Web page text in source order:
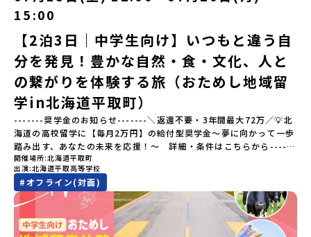
い。👉 【LINE登録はこちら】
町です。さらに、有田町には「日本の棚田百選」に選ばれた「岳の
棚田（たなだ）」や「名水百選」や「水源の森百選」に選ばれた
「竜門峡（りゅうもんきょう）」など、思わず立ち止まりたくなる
ような自然も広がり、歴史・文化・自然が重なり合う、“本物”に出
会える場所です。そんな歴史・文化が豊かな佐賀県有田町で実際に
町を歩きながら学ぶフィールドワークをしたり、有田焼づくりに関
わる職人、町で暮らすプロデザイナー、地元の高校で学ぶ生徒など
と交流しながら「伝統的なものづくり」や「未来のデザイン」を一
緒に探求できます。ただ体験するだけじゃなくて、 “どうしてこの形
なんだろう？” “自分だったらどんなデザインにする？” そんなふう
に考える時間も、このプログラムの大切なポイントです。ここで出
会う人や体験が、自分の「好き」や「未来」につながるかもしれま
せん。この町でしかできない、ちょっと特別な体験を、ぜひ楽しん
でみませんか？体験のおすすめポイント体験プログラム内容（予
定）＜１日目＞（PM）「オリエンテーション・自己紹介ワーク」
「有田工業高校見学」 -陶芸技術をまなぶ！「セラミック科」のま
なび場を体験 -デザインセンスをまなぶ！「デザイン科」のまなび
場を体験「フィールドワーク」 -有田の歴史ある名所巡り -有田
15:00
【2泊3日｜中学生向け】いつもと違う自
分を発見！豊かな自然・食・文化、人と
の繋がりを体験する旅（おためし地域留
学in北海道平取町）
-------奨学金のお知らせ-------＼返還不要・3年間最大72万／💡北
海道の高校留学に【毎月2万円】の給付型奨学金～夢に向かって一歩
踏み出す、あなたの未来を応援！～ 詳細・条件はこちらから------
---------------------------＜体験費・宿泊費が無料＞累計3,000万
部以上販売された大人気マンガ「ゴールデンカムイ」の実写版映画
に登場する町！北海道の「アイヌ文化継承の地」で自然や食を体験
してみませんか？「地元以外の地域の暮らしが気になる。いつか留
学してみたい！」「アイヌ文化の歴史や、マンガに登場する世界を
自分の手で探求したい！」「自然が好きでもっと触れてあそびた
開催場所 北海道平取町
出演 北海道平取高等学校
#オフライン(対面)